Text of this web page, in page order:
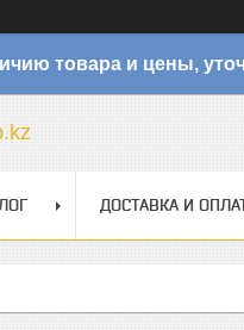
товара и цены,
ДОСТАВКА И